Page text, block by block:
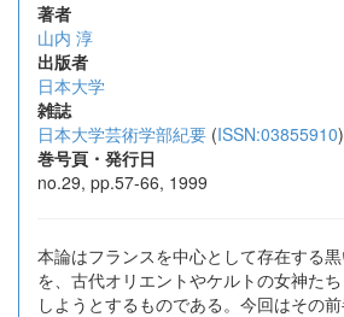
著者
山内 淳
出版者
日本大学
雑誌
日本大学芸術学部紀要 (ISSN:03855910)
巻号頁・発行日
no.29, pp.57-66, 1999
本論はフランスを中心として存在する
を、古代オリエントやケルトの女神た
しようとするものである。今回はその前